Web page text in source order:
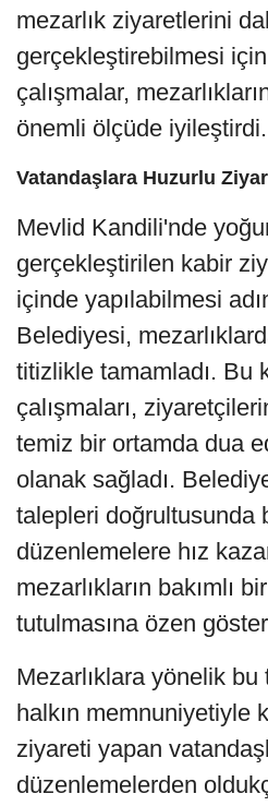
mezarlık ziyaretlerini
gerçekleştirebilmesi
çalışmalar,
önemli ölçüde iyileştirdi.
Vatandaşlara Huzurlu
Mevlid Kandili'nde
gerçekleştirilen kabir
içinde yapılabilmesi
Belediyesi,
titizlikle tamamladı. Bu
çalışmaları,
temiz bir ortamda dua
olanak sağladı.
talepleri doğrultusunda
düzenlemelere hız
mezarlıkların bakımlı
tutulmasına özen
Mezarlıklara yönelik bu
halkın memnuniyetiyle
ziyareti yapan
düzenlemelerden